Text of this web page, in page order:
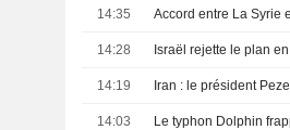
14:35
14:28 Israël rejette le plan
14:19
14:03